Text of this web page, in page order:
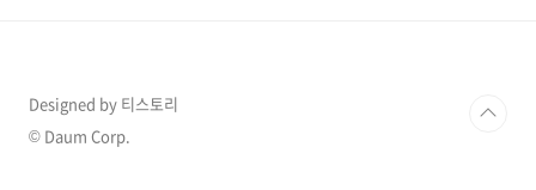
Designed by 티스토리
© Daum Corp.